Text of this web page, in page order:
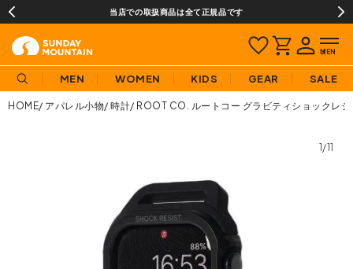
当店での取扱商品は全て正規品です
MEN WOMEN KIDS GEAR SALE
HOME アパレル小物 時計 ROOT CO. ルートコー グラビティショック
1/11